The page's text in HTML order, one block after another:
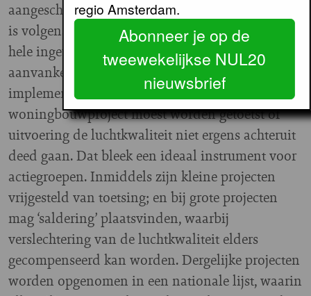
aangescherpt. De regelgeving rond luchtkwaliteit
is volgens Stadig “wel verbeterd, maar op een
hele ingewikkelde manier”. Nederland had
aanvankelijk gekozen voor een zeer strikte
implementatie van Europese normen. Bij elk
woningbouwproject moest worden getoetst of
uitvoering de luchtkwaliteit niet ergens achteruit
deed gaan. Dat bleek een ideaal instrument voor
actiegroepen. Inmiddels zijn kleine projecten
vrijgesteld van toetsing; en bij grote projecten
mag ‘saldering’ plaatsvinden, waarbij
verslechtering van de luchtkwaliteit elders
gecompenseerd kan worden. Dergelijke projecten
worden opgenomen in een nationale lijst, waarin
regio Amsterdam.
Abonneer je op de
tweewekelijkse NUL20
nieuwsbrief